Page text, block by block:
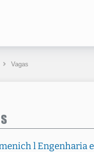
Vagas
l Engenharia